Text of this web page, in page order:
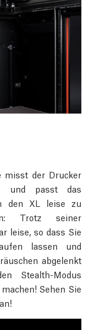
misst der Drucker
und passt das
den XL leise zu
Trotz seiner
leise, so dass Sie
lassen und
abgelenkt
Stealth-Modus
Sehen Sie
an!